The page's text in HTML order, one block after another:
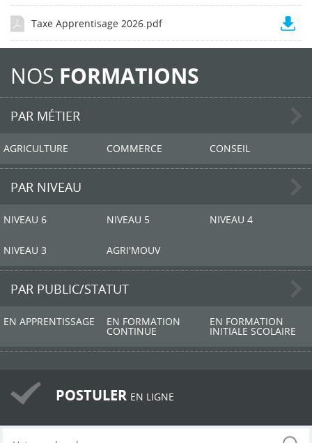
Taxe Apprentisage 2026.pdf
NOS FORMATIONS
PAR MÉTIER
AGRICULTURE COMMERCE CONSEIL
PAR NIVEAU
NIVEAU 6 NIVEAU 5 NIVEAU 4
NIVEAU 3 AGRI'MOUV
PAR PUBLIC/STATUT
EN APPRENTISSAGE EN FORMATION
CONTINUE
EN FORMATION
INITIALE SCOLAIRE
POSTULER EN LIGNE